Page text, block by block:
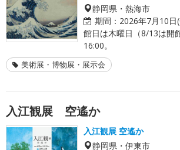
静岡県・熱海市
期間： 2026年7月10
館日は木曜日（8/13は開
16:00。
美術展・博物展・展示会
入江観展 空遙か
入江観展 空遙か
静岡県・伊東市